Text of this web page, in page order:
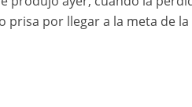
por llegar a la meta de